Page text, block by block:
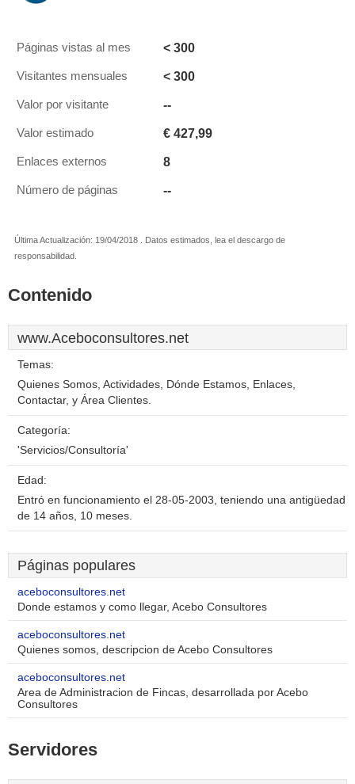
Páginas vistas al mes < 300
Visitantes mensuales < 300
Valor por visitante --
Valor estimado € 427,99
Enlaces externos 8
Número de páginas --
Última Actualización: 19/04/2018 . Datos estimados, lea el descargo de
responsabilidad.
Contenido
www.Aceboconsultores.net
Temas:
Quienes Somos, Actividades, Dónde Estamos, Enlaces,
Contactar, y Área Clientes.
Categoría:
'Servicios/Consultoría'
Edad:
Entró en funcionamiento el 28-05-2003, teniendo una antigüedad
de 14 años, 10 meses.
Páginas populares
aceboconsultores.net
Donde estamos y como llegar, Acebo Consultores
aceboconsultores.net
Quienes somos, descripcion de Acebo Consultores
aceboconsultores.net
Area de Administracion de Fincas, desarrollada por Acebo
Consultores
Servidores